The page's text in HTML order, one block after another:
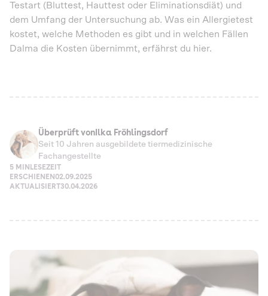
Testart (Bluttest, Hauttest oder Eliminationsdiät) und
dem Umfang der Untersuchung ab. Was ein Allergietest
kostet, welche Methoden es gibt und in welchen Fällen
Dalma die Kosten übernimmt, erfährst du hier.
Überprüft von Ilka Fröhlingsdorf
Seit 10 Jahren ausgebildete tiermedizinische
Fachangestellte
5 MIN LESEZEIT
ERSCHIENEN02.09.2025
AKTUALISIERT30.04.2026